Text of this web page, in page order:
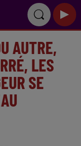
AUTRE,
LES
SE